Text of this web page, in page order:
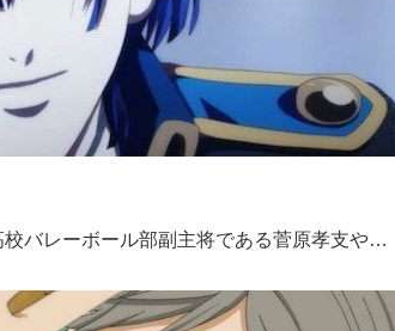
校バレーボール部副主将である菅原孝支や…